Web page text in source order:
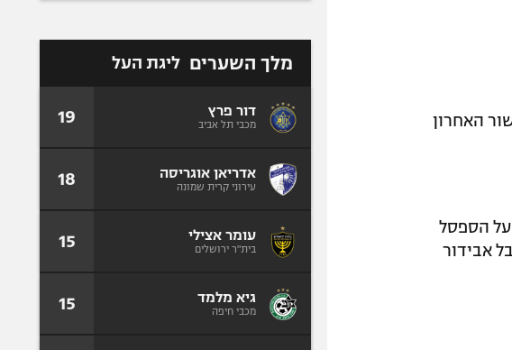
האחרון
על הספסל
כשיובל אבידור
מלך השערים ליגת העל
דור פרץ
מכבי תל אביב 19
אדריאן אוגריסה
עירוני קרית שמונה 18
עומר אצילי
בית"ר ירושלים 15
גיא מלמד
מכבי חיפה 15